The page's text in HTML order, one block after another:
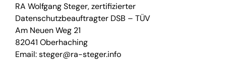
RA Wolfgang Steger, zertifizierter
Datenschutzbeauftragter DSB – TÜV
Am Neuen Weg 21
82041 Oberhaching
Email: steger@ra-steger.info